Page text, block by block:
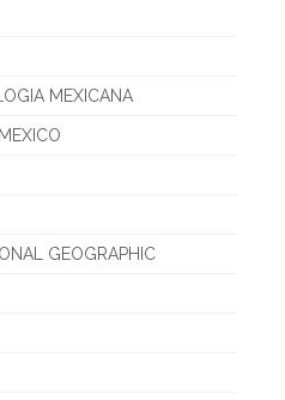
MEXICANA
GEOGRAPHIC